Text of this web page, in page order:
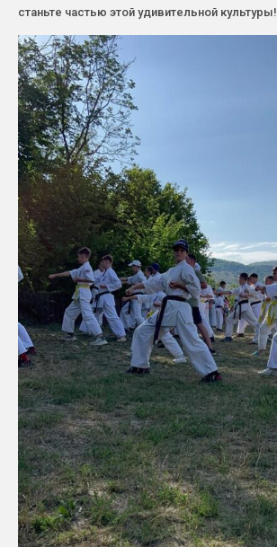
станьте частью этой удивительной культуры!